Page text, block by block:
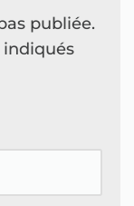
publiée.
indiqués